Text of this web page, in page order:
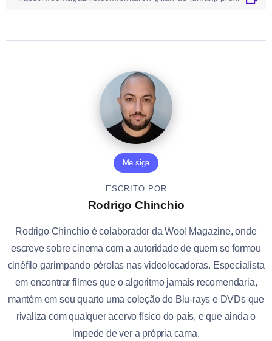
Me siga
ESCRITO POR
Rodrigo Chinchio
Rodrigo Chinchio é colaborador da Woo! Magazine, onde
escreve sobre cinema com a autoridade de quem se formou
cinéfilo garimpando pérolas nas videolocadoras. Especialista
em encontrar filmes que o algoritmo jamais recomendaria,
mantém em seu quarto uma coleção de Blu-rays e DVDs que
rivaliza com qualquer acervo físico do país, e que ainda o
impede de ver a própria cama.